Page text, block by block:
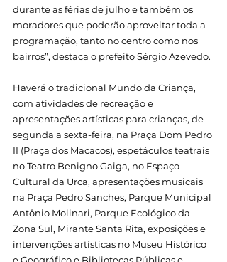
durante as férias de julho e também os
moradores que poderão aproveitar toda a
programação, tanto no centro como nos
bairros”, destaca o prefeito Sérgio Azevedo.
Haverá o tradicional Mundo da Criança,
com atividades de recreação e
apresentações artísticas para crianças, de
segunda a sexta-feira, na Praça Dom Pedro
II (Praça dos Macacos), espetáculos teatrais
no Teatro Benigno Gaiga, no Espaço
Cultural da Urca, apresentações musicais
na Praça Pedro Sanches, Parque Municipal
Antônio Molinari, Parque Ecológico da
Zona Sul, Mirante Santa Rita, exposições e
intervenções artísticas no Museu Histórico
e Geográfico e Bibliotecas Públicas e